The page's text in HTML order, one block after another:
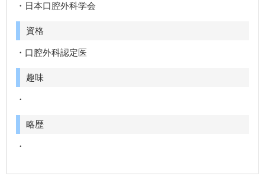
・日本口腔外科学会
資格
・口腔外科認定医
趣味
・
略歴
・